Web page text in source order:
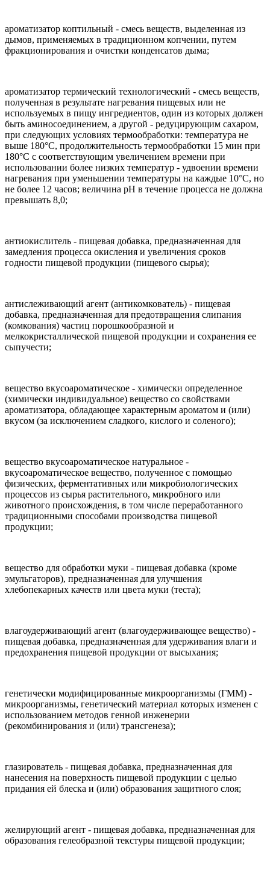
ароматизатор коптильный - смесь веществ, выделенная из
дымов, применяемых в традиционном копчении, путем
фракционирования и очистки конденсатов дыма;
ароматизатор термический технологический - смесь веществ,
полученная в результате нагревания пищевых или не
используемых в пищу ингредиентов, один из которых должен
быть аминосоединением, а другой - редуцирующим сахаром,
при следующих условиях термообработки: температура не
выше 180°C, продолжительность термообработки 15 мин при
180°C с соответствующим увеличением времени при
использовании более низких температур - удвоении времени
нагревания при уменьшении температуры на каждые 10°C, но
не более 12 часов; величина pH в течение процесса не должна
превышать 8,0;
антиокислитель - пищевая добавка, предназначенная для
замедления процесса окисления и увеличения сроков
годности пищевой продукции (пищевого сырья);
антислеживающий агент (антикомкователь) - пищевая
добавка, предназначенная для предотвращения слипания
(комкования) частиц порошкообразной и
мелкокристаллической пищевой продукции и сохранения ее
сыпучести;
вещество вкусоароматическое - химически определенное
(химически индивидуальное) вещество со свойствами
ароматизатора, обладающее характерным ароматом и (или)
вкусом (за исключением сладкого, кислого и соленого);
вещество вкусоароматическое натуральное -
вкусоароматическое вещество, полученное с помощью
физических, ферментативных или микробиологических
процессов из сырья растительного, микробного или
животного происхождения, в том числе переработанного
традиционными способами производства пищевой
продукции;
вещество для обработки муки - пищевая добавка (кроме
эмульгаторов), предназначенная для улучшения
хлебопекарных качеств или цвета муки (теста);
влагоудерживающий агент (влагоудерживающее вещество) -
пищевая добавка, предназначенная для удерживания влаги и
предохранения пищевой продукции от высыхания;
генетически модифицированные микроорганизмы (ГММ) -
микроорганизмы, генетический материал которых изменен с
использованием методов генной инженерии
(рекомбинирования и (или) трансгенеза);
глазирователь - пищевая добавка, предназначенная для
нанесения на поверхность пищевой продукции с целью
придания ей блеска и (или) образования защитного слоя;
желирующий агент - пищевая добавка, предназначенная для
образования гелеобразной текстуры пищевой продукции;